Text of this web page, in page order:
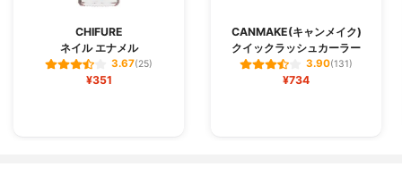
CHIFURE
ネイル エナメル
3.67(25)
¥351
CANMAKE(キャンメイク)
クイックラッシュカーラー
3.90(131)
¥734